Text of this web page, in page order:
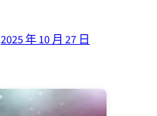
2025 年 10 月 27 日